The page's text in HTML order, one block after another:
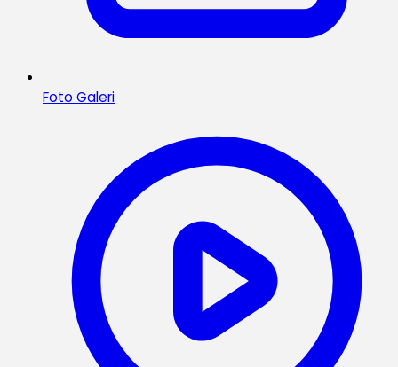
Foto Galeri